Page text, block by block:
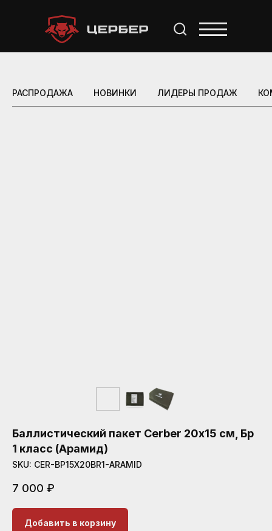
ЛИДЕРЫ ПРОДАЖ
НОВИНКИ
РАСПРОДАЖА
Баллистический пакет Cerber 20х15 см, Бр
1 класс (Арамид)
SKU: CER-BP15X20BR1-ARAMID
7 000 ₽
Добавить в корзину